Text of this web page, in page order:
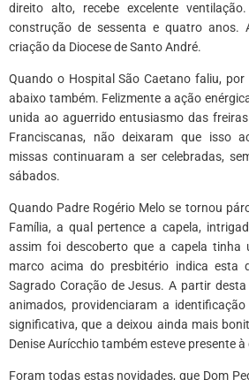
direito alto, recebe excelente
construção de sessenta e quatro anos.
criação da Diocese de Santo André.
Quando o Hospital São Caetano faliu,
abaixo também. Felizmente a ação
unida ao aguerrido entusiasmo das
Franciscanas, não deixaram que isso
missas continuaram a ser celebradas,
sábados.
Quando Padre Rogério Melo se tornou
Família, a qual pertence a capela,
assim foi descoberto que a capela tinha
marco acima do presbitério indica esta
Sagrado Coração de Jesus. A partir
animados, providenciaram a
significativa, que a deixou ainda mais
Denise Aurícchio também esteve presente
Foram todas estas novidades, que Dom